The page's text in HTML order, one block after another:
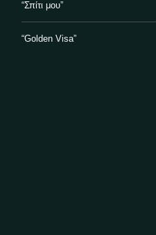
“Σπίτι μου”
“Golden Visa”